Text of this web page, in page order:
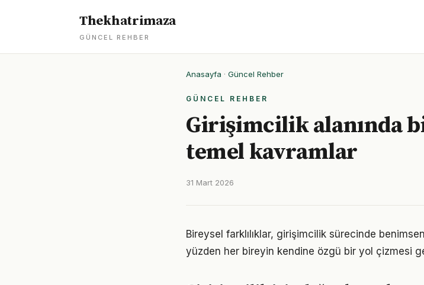
Thekhatrimaza
GÜNCEL REHBER
Anasayfa · Güncel Rehber
GÜNCEL REHBER
Girişimcilik alanında
temel kavramlar
31 Mart 2026
Bireysel farklılıklar, girişimcilik sürecinde
yüzden her bireyin kendine özgü bir yol çizmesi